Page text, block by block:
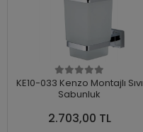
KE10-033 Kenzo Montajlı Sıvı
Sabunluk
2.703,00 TL